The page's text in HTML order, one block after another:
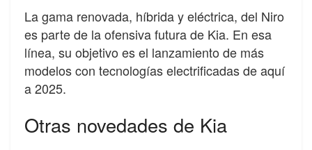
La gama renovada, híbrida y eléctrica, del Niro
es parte de la ofensiva futura de Kia. En esa
línea, su objetivo es el lanzamiento de más
modelos con tecnologías electrificadas de aquí
a 2025.
Otras novedades de Kia